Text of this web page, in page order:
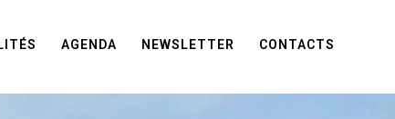
AGENDA NEWSLETTER CONTACTS